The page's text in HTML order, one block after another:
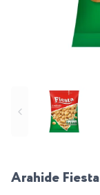
Arahide